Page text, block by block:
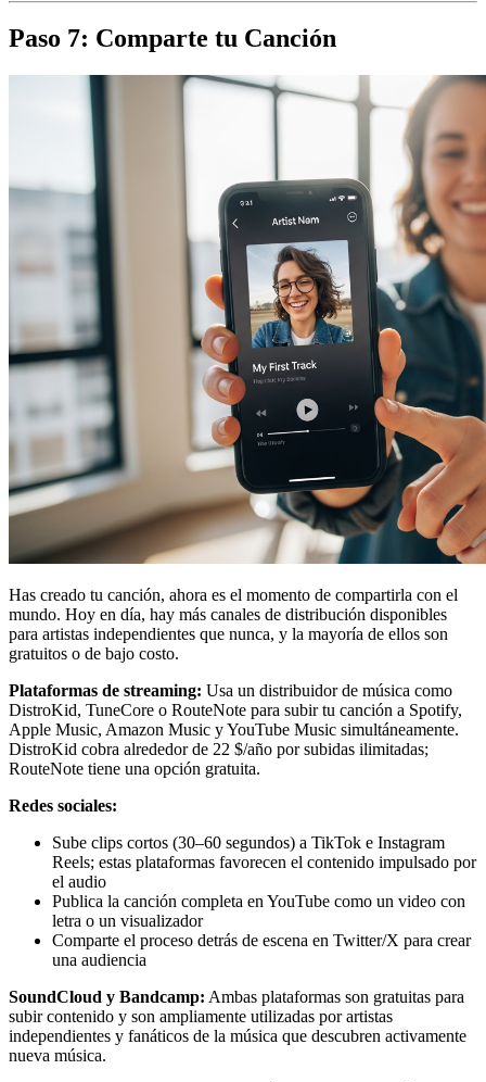
Paso 7: Comparte tu Canción
Has creado tu canción, ahora es el momento de compartirla con el
mundo. Hoy en día, hay más canales de distribución disponibles
para artistas independientes que nunca, y la mayoría de ellos son
gratuitos o de bajo costo.
Plataformas de streaming: Usa un distribuidor de música como
DistroKid, TuneCore o RouteNote para subir tu canción a Spotify,
Apple Music, Amazon Music y YouTube Music simultáneamente.
DistroKid cobra alrededor de 22 $/año por subidas ilimitadas;
RouteNote tiene una opción gratuita.
Redes sociales:
Sube clips cortos (30–60 segundos) a TikTok e Instagram
Reels; estas plataformas favorecen el contenido impulsado por
el audio
Publica la canción completa en YouTube como un video con
letra o un visualizador
Comparte el proceso detrás de escena en Twitter/X para crear
una audiencia
SoundCloud y Bandcamp: Ambas plataformas son gratuitas para
subir contenido y son ampliamente utilizadas por artistas
independientes y fanáticos de la música que descubren activamente
nueva música.